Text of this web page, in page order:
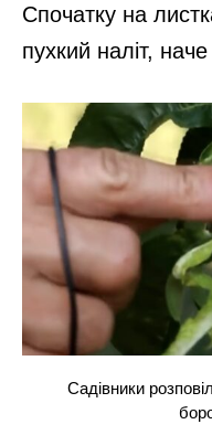
Спочатку на
пухкий наліт,
Садівники